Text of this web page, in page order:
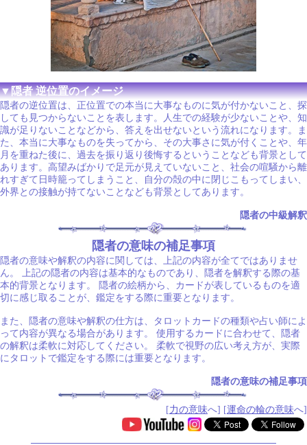
▼隠者 逆位置のイメージ
隠者の逆位置は、正位置での本当に大事なものに気が付かないこと、探
しても見つからないことを表します。人生での経験が少ないことや、知
識が足りないことなどから、答えを出せないという流れになります。ま
た、本当に大事なものを失ってから、その大事さに気が付くことや、年
月を重ねた後に、過去を振り返り後悔するということなども背景として
あります。高望みばかりで足元が見えていないこと、社会の喧騒から離
れすぎて日時籠ってしまうこと、自分の殻の中に閉じこもってしまい、
外界との接触が持てないことなども背景としてあります。
隠者の中級解釈
隠者の意味の補足事項
隠者の意味や解釈の内容に関しては、上記の内容が全てではありませ
ん。 上記の隠者の内容は基本的なものであり、隠者を解釈する際の基
本的背景となります。 隠者の絵柄から、カードが表しているものを適
切に感じ取ることが、鑑定をする際に重要となります。
また、隠者の意味や解釈の仕方は、タロットカードの種類や占い師によ
って内容が異なる場合があります。 使用するカードに合わせて、隠者
の解釈は柔軟に対応してください。 柔軟で視野の広い考え方が、実際
にタロットで鑑定をする際には重要となります。
隠者の意味の補足事項
[力の意味へ] [運命の輪の意味へ]